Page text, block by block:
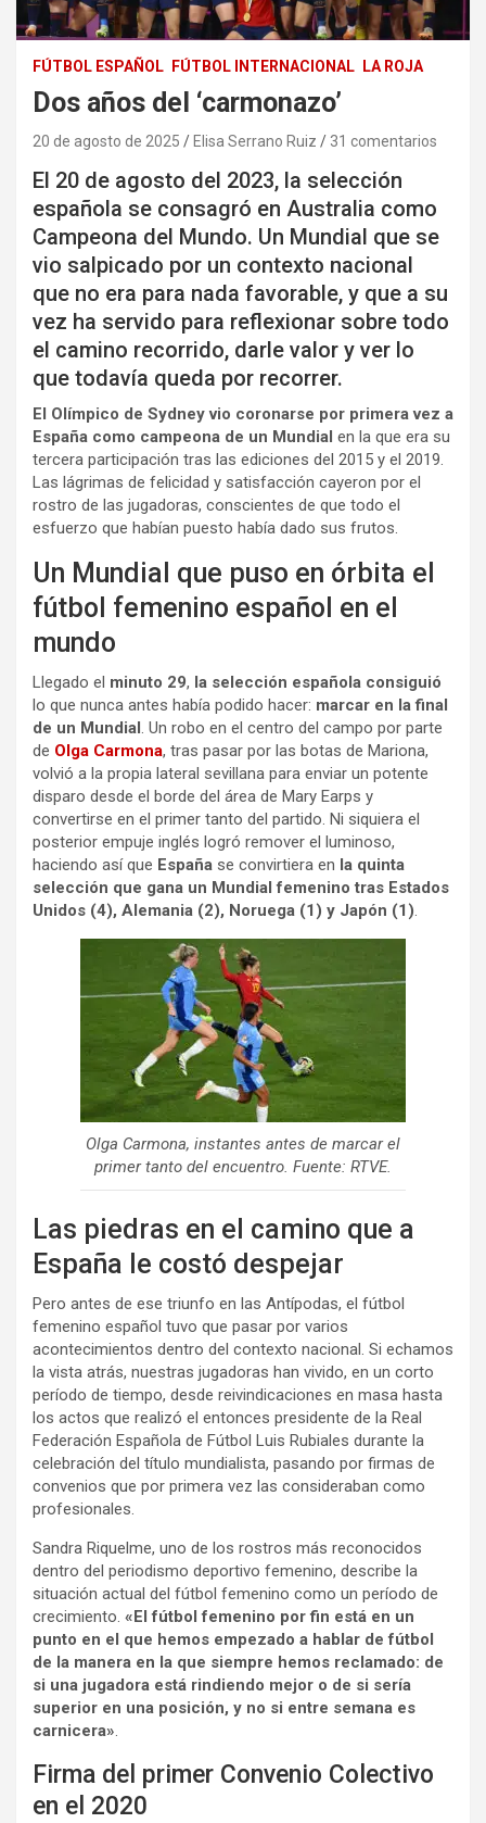
FÚTBOL ESPAÑOL FÚTBOL INTERNACIONAL LA ROJA
Dos años del ‘carmonazo’
20 de agosto de 2025 Elisa Serrano Ruiz 31 comentarios
El 20 de agosto del 2023, la selección
española se consagró en Australia como
Campeona del Mundo. Un Mundial que se
vio salpicado por un contexto nacional
que no era para nada favorable, y que a su
vez ha servido para reflexionar sobre todo
el camino recorrido, darle valor y ver lo
que todavía queda por recorrer.
El Olímpico de Sydney vio coronarse por primera vez a
España como campeona de un Mundial en la que era su
tercera participación tras las ediciones del 2015 y el 2019.
Las lágrimas de felicidad y satisfacción cayeron por el
rostro de las jugadoras, conscientes de que todo el
esfuerzo que habían puesto había dado sus frutos.
Un Mundial que puso en órbita el
fútbol femenino español en el
mundo
Llegado el minuto 29, la selección española consiguió
lo que nunca antes había podido hacer: marcar en la final
de un Mundial . Un robo en el centro del campo por parte
de Olga Carmona, tras pasar por las botas de Mariona,
volvió a la propia lateral sevillana para enviar un potente
disparo desde el borde del área de Mary Earps y
convertirse en el primer tanto del partido. Ni siquiera el
posterior empuje inglés logró remover el luminoso,
haciendo así que España se convirtiera en la quinta
selección que gana un Mundial femenino tras Estados
Unidos (4), Alemania (2), Noruega (1) y Japón (1).
Olga Carmona, instantes antes de marcar el
primer tanto del encuentro. Fuente: RTVE.
Las piedras en el camino que a
España le costó despejar
Pero antes de ese triunfo en las Antípodas, el fútbol
femenino español tuvo que pasar por varios
acontecimientos dentro del contexto nacional. Si echamos
la vista atrás, nuestras jugadoras han vivido, en un corto
período de tiempo, desde reivindicaciones en masa hasta
los actos que realizó el entonces presidente de la Real
Federación Española de Fútbol Luis Rubiales durante la
celebración del título mundialista, pasando por firmas de
convenios que por primera vez las consideraban como
profesionales.
Sandra Riquelme, uno de los rostros más reconocidos
dentro del periodismo deportivo femenino, describe la
situación actual del fútbol femenino como un período de
crecimiento. «El fútbol femenino por fin está en un
punto en el que hemos empezado a hablar de fútbol
de la manera en la que siempre hemos reclamado: de
si una jugadora está rindiendo mejor o de si sería
superior en una posición, y no si entre semana es
carnicera».
Firma del primer Convenio Colectivo
en el 2020